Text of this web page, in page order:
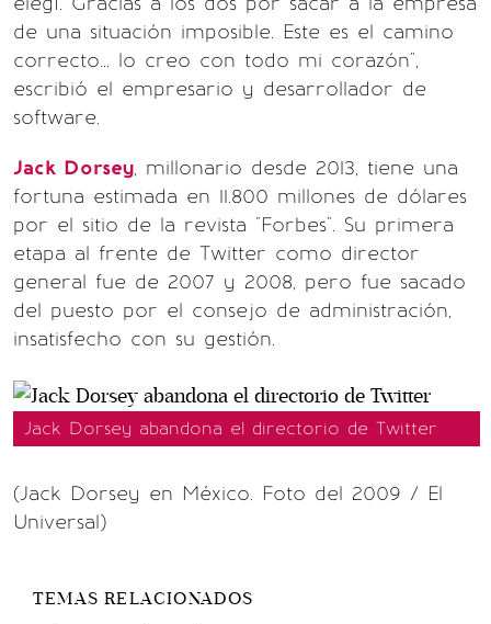
de una situación imposible. Este es el camino
correcto... lo creo con todo mi corazón",
escribió el empresario y desarrollador de
software.
Jack Dorsey, millonario desde 2013, tiene una
fortuna estimada en 11.800 millones de dólares
por el sitio de la revista "Forbes". Su primera
etapa al frente de Twitter como director
general fue de 2007 y 2008, pero fue sacado
del puesto por el consejo de administración,
insatisfecho con su gestión.
Jack Dorsey abandona el directorio de Twitter
(Jack Dorsey en México. Foto del 2009 / El
Universal)
TEMAS RELACIONADOS